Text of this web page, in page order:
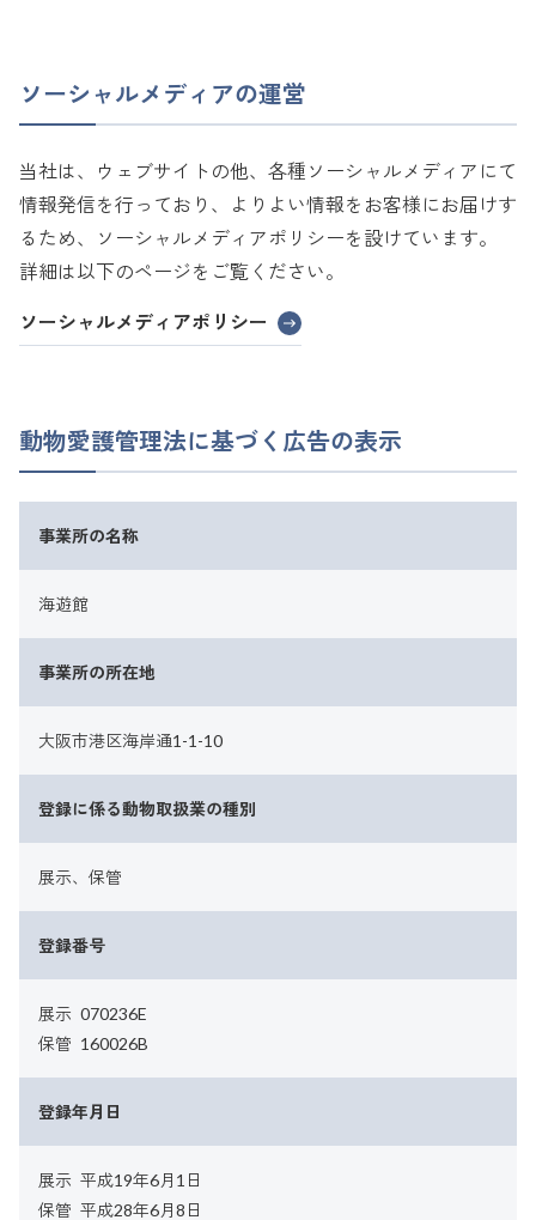
ソーシャルメディアの運営
当社は、ウェブサイトの他、各種ソーシャルメディアにて
情報発信を行っており、よりよい情報をお客様にお届けす
るため、ソーシャルメディアポリシーを設けています。
詳細は以下のページをご覧ください。
ソーシャルメディアポリシー
動物愛護管理法に基づく広告の表示
事業所の名称
海遊館
事業所の所在地
大阪市港区海岸通1-1-10
登録に係る動物取扱業の種別
展示、保管
登録番号
展示 070236E
保管 160026B
登録年月日
展示 平成19年6月1日
保管 平成28年6月8日